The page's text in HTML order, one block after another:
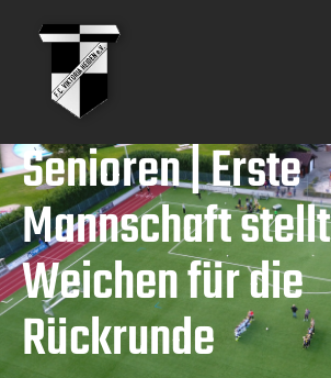
Senioren | Erste
Mannschaft stellt
Weichen für die
Rückrunde